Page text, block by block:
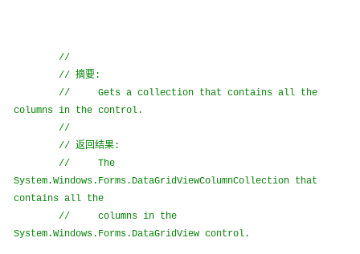
//
// 摘要:
//
Gets a collection that contains all the
columns in the control.
//
// 返回结果:
//
The
System.Windows.Forms.DataGridViewColumnCollection that
contains all the
//
columns in the
System.Windows.Forms.DataGridView control.